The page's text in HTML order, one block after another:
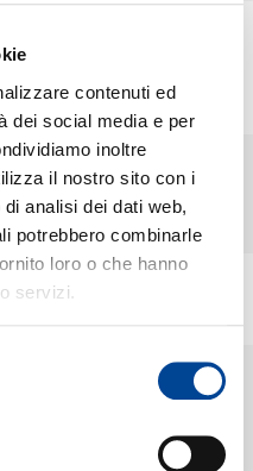
contenuti ed
dei social media e per
inoltre
il nostro sito con i
analisi dei dati web,
potrebbero combinarle
loro o che hanno
servizi.
24.05.2016
NEsli: "Equivale
All'Immenso" dal 27
Maggio2016 in radio e
digital download